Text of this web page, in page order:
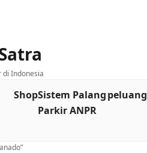
di Indonesia
ShopSistem Palang
Parkir ANPR
peluang